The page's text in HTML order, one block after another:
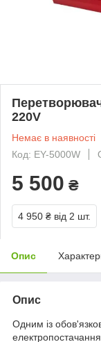
220V
Немає в наявності
Код: EY-5000W
5 500 ₴
4 950 ₴ від 2 шт.
Опис
Опис
Одним із